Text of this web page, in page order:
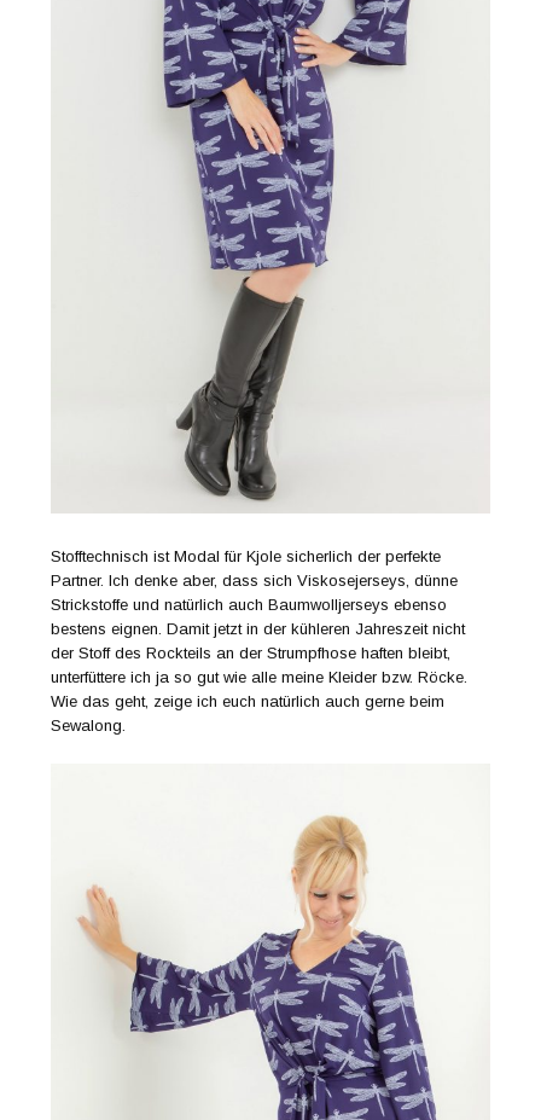
Stofftechnisch ist Modal für Kjole sicherlich der perfekte
Partner. Ich denke aber, dass sich Viskosejerseys, dünne
Strickstoffe und natürlich auch Baumwolljerseys ebenso
bestens eignen. Damit jetzt in der kühleren Jahreszeit nicht
der Stoff des Rockteils an der Strumpfhose haften bleibt,
unterfüttere ich ja so gut wie alle meine Kleider bzw. Röcke.
Wie das geht, zeige ich euch natürlich auch gerne beim
Sewalong.